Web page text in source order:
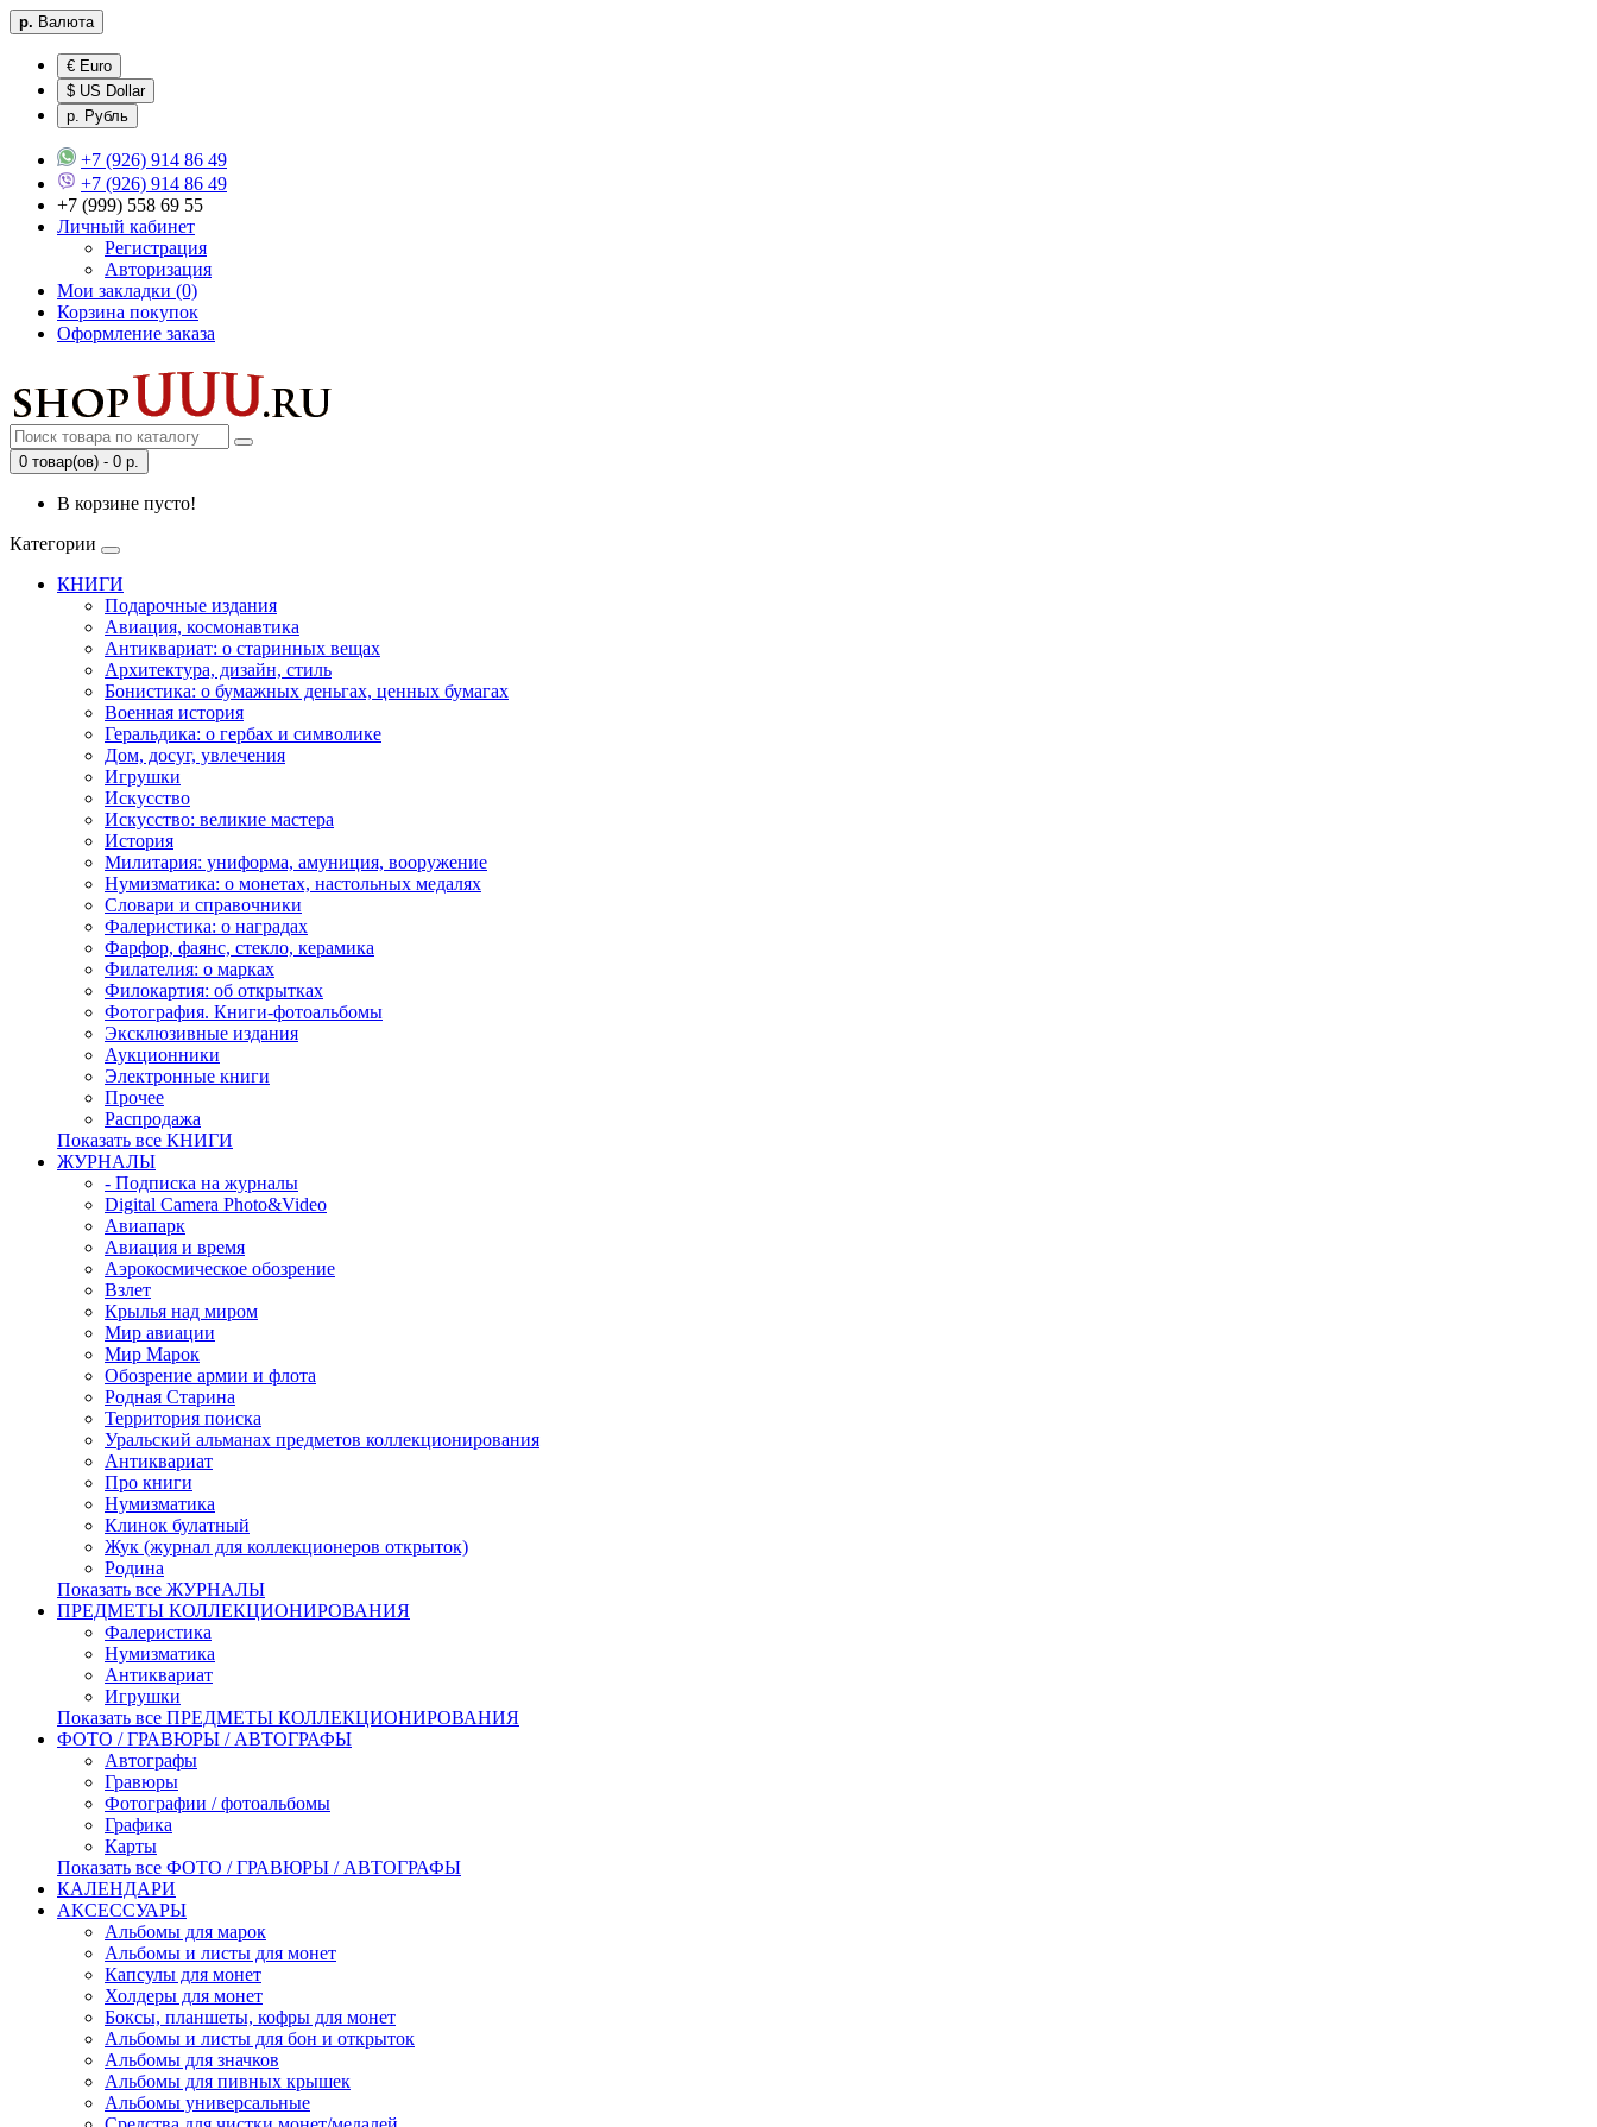
р. Валюта
€ Euro
$ US Dollar
р. Рубль
+7 (926) 914 86 49
+7 (926) 914 86 49
+7 (999) 558 69 55
Личный кабинет
Регистрация
Авторизация
Мои закладки (0)
Корзина покупок
Оформление заказа
0 товар(ов) - 0 р.
В корзине пусто!
Категории
КНИГИ
Подарочные издания
Авиация, космонавтика
Антиквариат: о старинных вещах
Архитектура, дизайн, стиль
Бонистика: о бумажных деньгах, ценных бумагах
Военная история
Геральдика: о гербах и символике
Дом, досуг, увлечения
Игрушки
Искусство
Искусство: великие мастера
История
Милитария: униформа, амуниция, вооружение
Нумизматика: о монетах, настольных медалях
Словари и справочники
Фалеристика: о наградах
Фарфор, фаянс, стекло, керамика
Филателия: о марках
Филокартия: об открытках
Фотография. Книги-фотоальбомы
Эксклюзивные издания
Аукционники
Электронные книги
Прочее
Распродажа
Показать все КНИГИ
ЖУРНАЛЫ
- Подписка на журналы
Digital Camera Photo&Video
Авиапарк
Авиация и время
Аэрокосмическое обозрение
Взлет
Крылья над миром
Мир авиации
Мир Марок
Обозрение армии и флота
Родная Старина
Территория поиска
Уральский альманах предметов коллекционирования
Антиквариат
Про книги
Нумизматика
Клинок булатный
Жук (журнал для коллекционеров открыток)
Родина
Показать все ЖУРНАЛЫ
ПРЕДМЕТЫ КОЛЛЕКЦИОНИРОВАНИЯ
Фалеристика
Нумизматика
Антиквариат
Игрушки
Показать все ПРЕДМЕТЫ КОЛЛЕКЦИОНИРОВАНИЯ
ФОТО / ГРАВЮРЫ / АВТОГРАФЫ
Автографы
Гравюры
Фотографии / фотоальбомы
Графика
Карты
Показать все ФОТО / ГРАВЮРЫ / АВТОГРАФЫ
КАЛЕНДАРИ
АКСЕССУАРЫ
Альбомы для марок
Альбомы и листы для монет
Капсулы для монет
Холдеры для монет
Боксы, планшеты, кофры для монет
Альбомы и листы для бон и открыток
Альбомы для значков
Альбомы для пивных крышек
Альбомы универсальные